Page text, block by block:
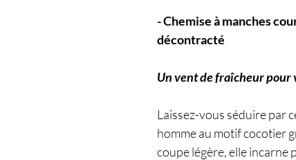
- Chemise à manches
décontracté
Un vent de fraîcheur pour
Laissez-vous séduire par
homme au motif cocotier
coupe légère, elle incarne